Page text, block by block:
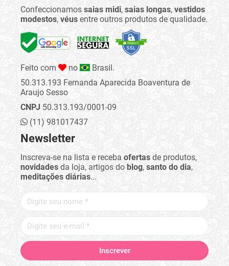
Confeccionamos saias midi, saias longas, vestidos
modestos, véus entre outros produtos de qualidade.
Feito com no
Brasil.
50.313.193 Fernanda Aparecida Boaventura de
Araujo Sesso
CNPJ 50.313.193/0001-09
(11) 981017437
Newsletter
Inscreva-se na lista e receba ofertas de produtos,
novidades da loja, artigos do blog, santo do dia,
meditações diárias...